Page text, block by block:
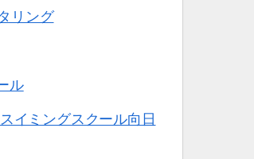
リング
ル
イミングスクール向日